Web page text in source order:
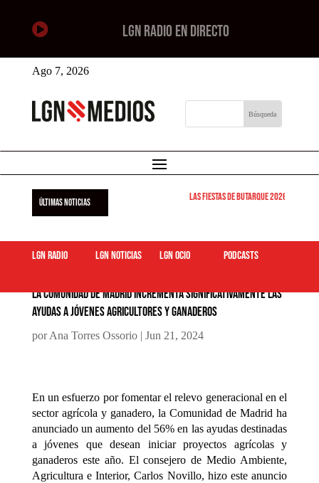
 LGN RADIO EN DIRECTO
Ago 7, 2026
ÚLTIMAS NOTICIAS Las Fiestas de Butarque 2026 arrancan
LGN Radio LGN Noticias LGN ocio podcasts
La Comunidad de Madrid incrementa significativamente las
ayudas a jóvenes agricultores y ganaderos
porAna Torres Ossorio| Jun 21, 2024
En un esfuerzo por fomentar el relevo generacional en el
sector agrícola y ganadero, la Comunidad de Madrid ha
anunciado un aumento del 56% en las ayudas destinadas
a jóvenes que desean iniciar proyectos agrícolas y
ganaderos este año. El consejero de Medio Ambiente,
Agricultura e Interior, Carlos Novillo, hizo este anuncio